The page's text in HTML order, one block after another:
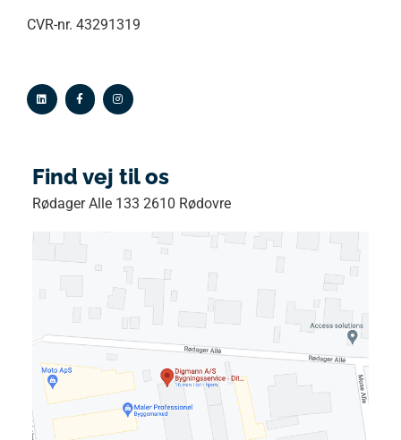
CVR-nr. 43291319
Find vej til os
Rødager Alle 133 2610 Rødovre